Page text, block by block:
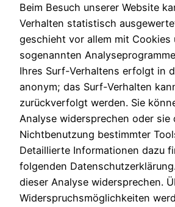
Beim Besuch unserer Website
Verhalten statistisch
geschieht vor allem mit Cookies
sogenannten
Ihres Surf-Verhaltens erfolgt in
anonym; das Surf-Verhalten
zurückverfolgt werden. Sie
Analyse widersprechen oder sie
Nichtbenutzung bestimmter
Detaillierte Informationen dazu
folgenden
dieser Analyse widersprechen.
Widerspruchsmöglichkeiten